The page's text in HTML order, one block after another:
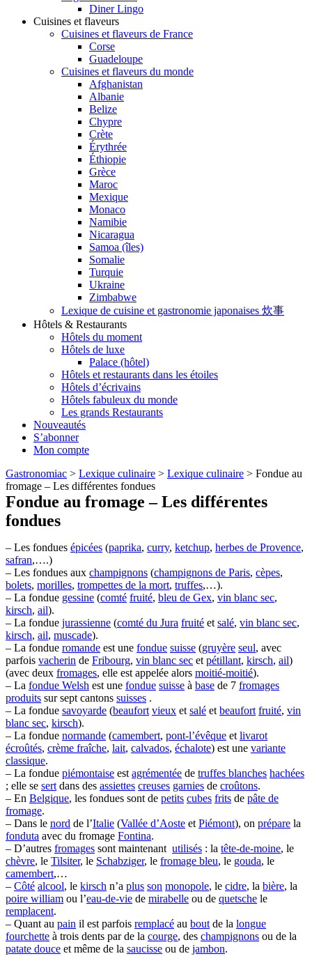
Diner Lingo
Cuisines et flaveurs
Cuisines et flaveurs de France
Corse
Guadeloupe
Cuisines et flaveurs du monde
Afghanistan
Albanie
Belize
Chypre
Crète
Érythrée
Éthiopie
Grèce
Maroc
Mexique
Monaco
Namibie
Nicaragua
Samoa (îles)
Somalie
Turquie
Ukraine
Zimbabwe
Lexique de cuisine et gastronomie japonaises 炊事
Hôtels & Restaurants
Hôtels du moment
Hôtels de luxe
Palace (hôtel)
Hôtels et restaurants dans les étoiles
Hôtels d’écrivains
Hôtels fabuleux du monde
Les grands Restaurants
Nouveautés
S’abonner
Mon compte
Gastronomiac > Lexique culinaire > Lexique culinaire > Fondue au
fromage – Les différentes fondues
Fondue au fromage – Les différentes
fondues
– Les fondues épicées (paprika, curry, ketchup, herbes de Provence,
safran,….)
– Les fondues aux champignons (champignons de Paris, cèpes,
bolets, morilles, trompettes de la mort, truffes,…).
– La fondue gessine (comté fruité, bleu de Gex, vin blanc sec,
kirsch, ail).
– La fondue jurassienne (comté du Jura fruité et salé, vin blanc sec,
kirsch, ail, muscade).
– La fondue romande est une fondue suisse (gruyère seul, avec
parfois vacherin de Fribourg, vin blanc sec et pétillant, kirsch, ail)
(avec deux fromages, elle est appelée alors moitié-moitié).
– La fondue Welsh est une fondue suisse à base de 7 fromages
produits sur sept cantons suisses .
– La fondue savoyarde (beaufort vieux et salé et beaufort fruité, vin
blanc sec, kirsch).
– La fondue normande (camembert, pont-l’évêque et livarot
écroûtés, crème fraîche, lait, calvados, échalote) est une variante
classique.
– La fondue piémontaise est agrémentée de truffes blanches hachées
; elle se sert dans des assiettes creuses garnies de croûtons.
– En Belgique, les fondues sont de petits cubes frits de pâte de
fromage.
– Dans le nord de l’Italie (Vallée d’Aoste et Piémont), on prépare la
fonduta avec du fromage Fontina.
– D’autres fromages sont maintenant utilisés : la tête-de-moine, le
chèvre, le Tilsiter, le Schabziger, le fromage bleu, le gouda, le
camembert,…
– Côté alcool, le kirsch n’a plus son monopole, le cidre, la bière, la
poire william ou l’eau-de-vie de mirabelle ou de quetsche le
remplacent.
– Quant au pain il est parfois remplacé au bout de la longue
fourchette à trois dents par de la courge, des champignons ou de la
patate douce et même de la saucisse ou de jambon.